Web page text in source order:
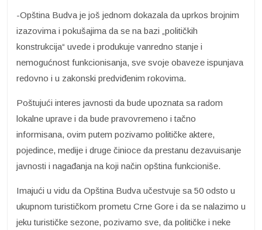
-Opština Budva je još jednom dokazala da uprkos brojnim
izazovima i pokušajima da se na bazi „političkih
konstrukcija“ uvede i produkuje vanredno stanje i
nemogućnost funkcionisanja, sve svoje obaveze ispunjava
redovno i u zakonski predviđenim rokovima.
Poštujući interes javnosti da bude upoznata sa radom
lokalne uprave i da bude pravovremeno i tačno
informisana, ovim putem pozivamo političke aktere,
pojedince, medije i druge činioce da prestanu dezavuisanje
javnosti i nagađanja na koji način opština funkcioniše.
Imajući u vidu da Opština Budva učestvuje sa 50 odsto u
ukupnom turističkom prometu Crne Gore i da se nalazimo u
jeku turističke sezone, pozivamo sve, da političke i neke